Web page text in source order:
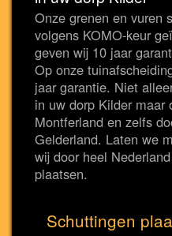
Onze grenen en vuren
volgens KOMO-keur
geven wij 10 jaar
Op onze
jaar garantie. Niet
in uw dorp Kilder maar
Montferland en zelfs
Gelderland. Laten we
wij door heel
plaatsen.
Schuttingen